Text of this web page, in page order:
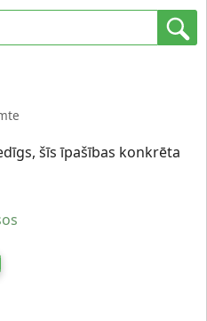
šīs īpašības konkrēta